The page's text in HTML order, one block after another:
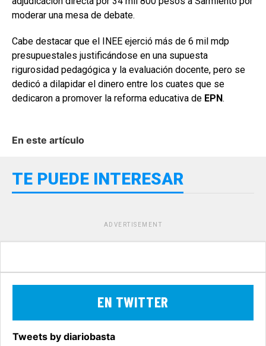
moderar una mesa de debate.
Cabe destacar que el INEE ejerció más de 6 mil mdp
presupuestales justificándose en una supuesta
rigurosidad pedagógica y la evaluación docente, pero se
dedicó a dilapidar el dinero entre los cuates que se
dedicaron a promover la reforma educativa de EPN.
En este artículo
TE PUEDE INTERESAR
ADVERTISEMENT
EN TWITTER
Tweets by diariobasta